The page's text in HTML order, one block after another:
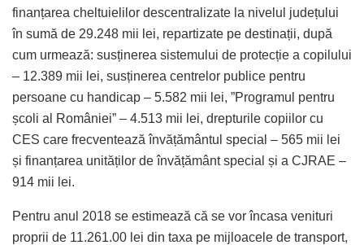
finanțarea cheltuielilor descentralizate la nivelul județului
în sumă de 29.248 mii lei, repartizate pe destinații, după
cum urmează: susținerea sistemului de protecție a copilului
– 12.389 mii lei, susținerea centrelor publice pentru
persoane cu handicap – 5.582 mii lei, ”Programul pentru
școli al României” – 4.513 mii lei, drepturile copiilor cu
CES care frecventează învățământul special – 565 mii lei
și finanțarea unităților de învățământ special și a CJRAE –
914 mii lei.
Pentru anul 2018 se estimează că se vor încasa venituri
proprii de 11.261.00 lei din taxa pe mijloacele de transport,